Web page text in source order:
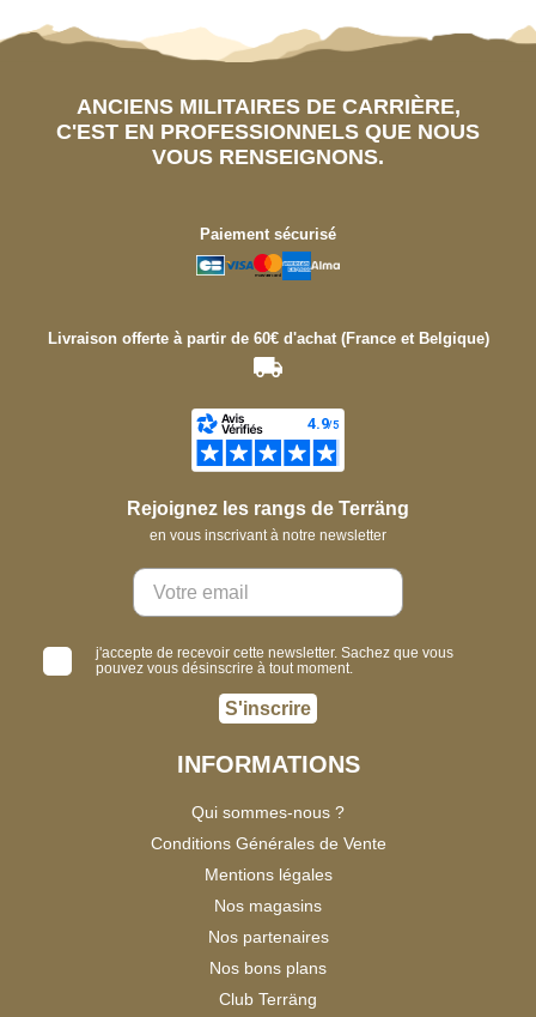
ANCIENS MILITAIRES DE CARRIÈRE,
C'EST EN PROFESSIONNELS QUE NOUS
VOUS RENSEIGNONS.
Paiement sécurisé
Livraison offerte à partir de 60€ d'achat (France et Belgique)
Rejoignez les rangs de Terräng
en vous inscrivant à notre newsletter
j'accepte de recevoir cette newsletter. Sachez que vous
pouvez vous désinscrire à tout moment.
S'inscrire
INFORMATIONS
Qui sommes-nous ?
Conditions Générales de Vente
Mentions légales
Nos magasins
Nos partenaires
Nos bons plans
Club Terräng